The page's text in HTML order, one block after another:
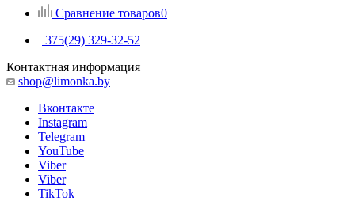
Сравнение товаров0
375(29) 329-32-52
Контактная информация
shop@limonka.by
Вконтакте
Instagram
Telegram
YouTube
Viber
Viber
TikTok